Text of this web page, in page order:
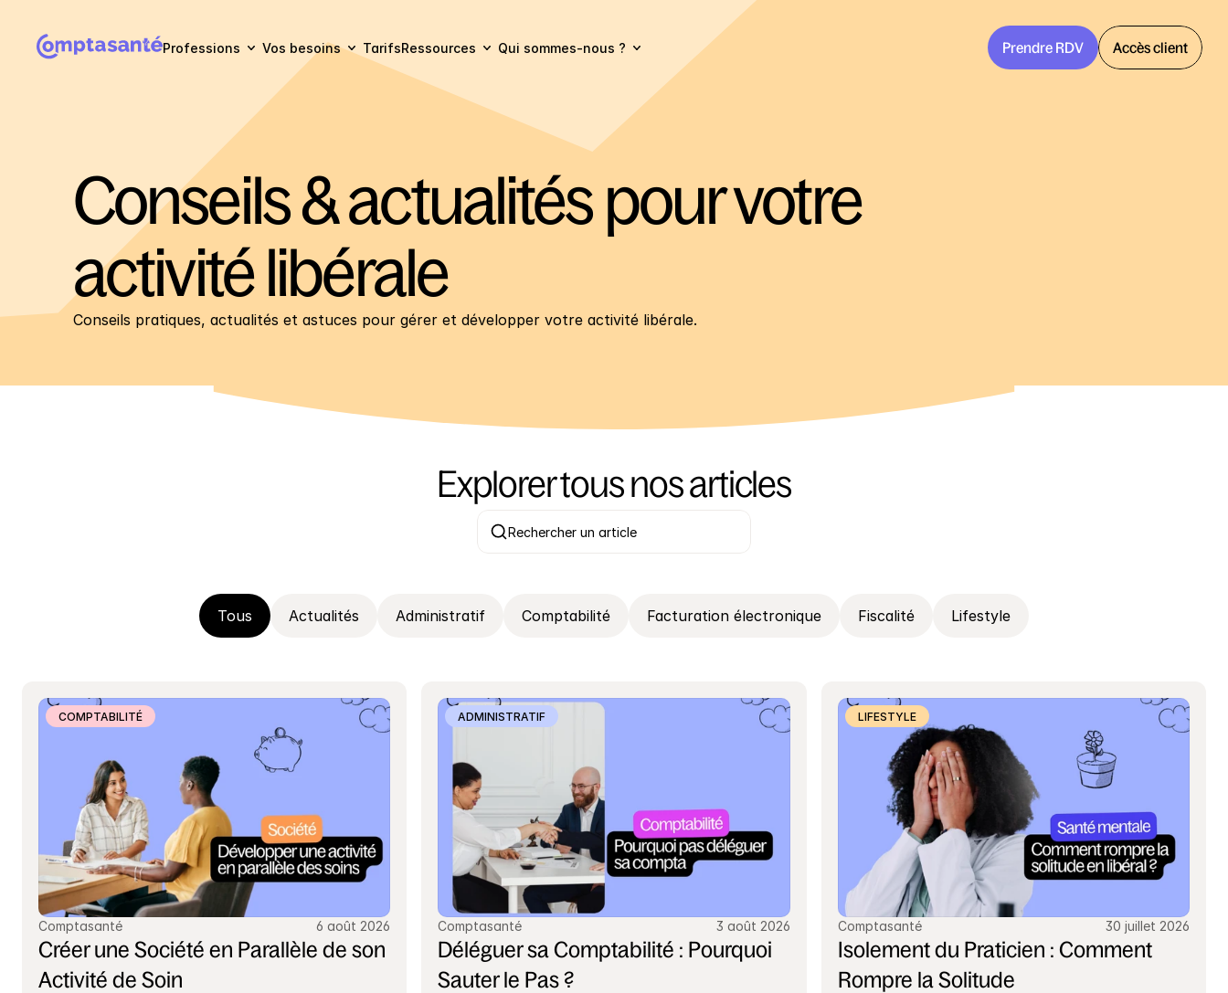
Professions Vos besoins TarifsRessources Qui sommes-nous ? Prendre RDV Accès client
Conseils & actualités pour votre
activité libérale
Conseils pratiques, actualités et astuces pour gérer et développer votre activité libérale.
Explorer tous nos articles
Rechercher un article
Tous Actualités Administratif Comptabilité Facturation électronique Fiscalité Lifestyle
COMPTABILITÉ
Comptasanté 6 août 2026
Créer une Société en Parallèle de son
Activité de Soin
ADMINISTRATIF
Comptasanté 3 août 2026
Déléguer sa Comptabilité : Pourquoi
Sauter le Pas ?
LIFESTYLE
Comptasanté 30 juillet 2026
Isolement du Praticien : Comment
Rompre la Solitude